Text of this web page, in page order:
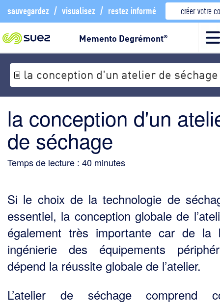
sauvegardez / visualisez / restez informé créer votre
Memento Degrémont®
la conception d'un atelier de séchage
la conception d'un
de séchage
Temps de lecture : 40 minutes
Si le choix de la technologie de
essentiel, la conception globale de
également très importante car de la
ingénierie des équipements
dépend la réussite globale de l’atelier.
L’atelier de séchage comprend